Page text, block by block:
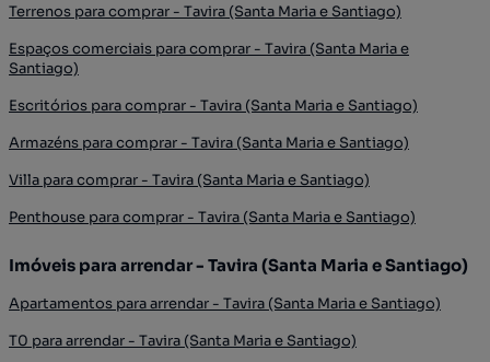
Terrenos para comprar - Tavira (Santa Maria e Santiago)
Espaços comerciais para comprar - Tavira (Santa Maria e
Santiago)
Escritórios para comprar - Tavira (Santa Maria e Santiago)
Armazéns para comprar - Tavira (Santa Maria e Santiago)
Villa para comprar - Tavira (Santa Maria e Santiago)
Penthouse para comprar - Tavira (Santa Maria e Santiago)
Imóveis para arrendar - Tavira (Santa Maria e Santiago)
Apartamentos para arrendar - Tavira (Santa Maria e Santiago)
T0 para arrendar - Tavira (Santa Maria e Santiago)